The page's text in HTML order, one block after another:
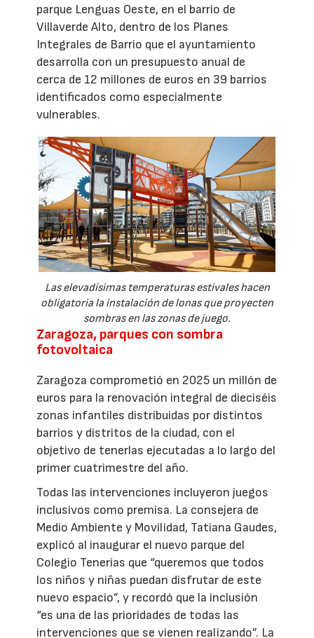
parque Lenguas Oeste, en el barrio de
Villaverde Alto, dentro de los Planes
Integrales de Barrio que el ayuntamiento
desarrolla con un presupuesto anual de
cerca de 12 millones de euros en 39 barrios
identificados como especialmente
vulnerables.
Las elevadísimas temperaturas estivales hacen
obligatoria la instalación de lonas que proyecten
sombras en las zonas de juego.
Zaragoza, parques con sombra
fotovoltaica
Zaragoza comprometió en 2025 un millón de
euros para la renovación integral de dieciséis
zonas infantiles distribuidas por distintos
barrios y distritos de la ciudad, con el
objetivo de tenerlas ejecutadas a lo largo del
primer cuatrimestre del año.
Todas las intervenciones incluyeron juegos
inclusivos como premisa. La consejera de
Medio Ambiente y Movilidad, Tatiana Gaudes,
explicó al inaugurar el nuevo parque del
Colegio Tenerías que “queremos que todos
los niños y niñas puedan disfrutar de este
nuevo espacio”, y recordó que la inclusión
“es una de las prioridades de todas las
intervenciones que se vienen realizando”. La